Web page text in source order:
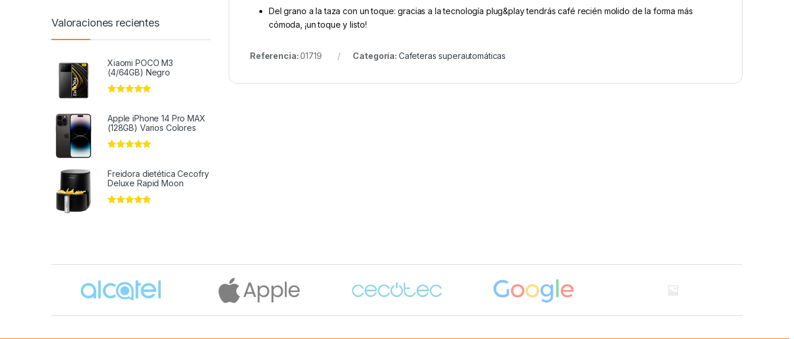
Del grano a la taza con un toque: gracias a la tecnología plug&play tendrás café recién molido de la forma más
cómoda, ¡un toque y listo!
Referencia:01719 Categoría: Cafeteras superautomáticas
Valoraciones recientes
Xiaomi POCO M3
(4/64GB) Negro
Apple iPhone 14 Pro MAX
(128GB) Varios Colores
Freidora dietética Cecofry
Deluxe Rapid Moon
Brands Carousel